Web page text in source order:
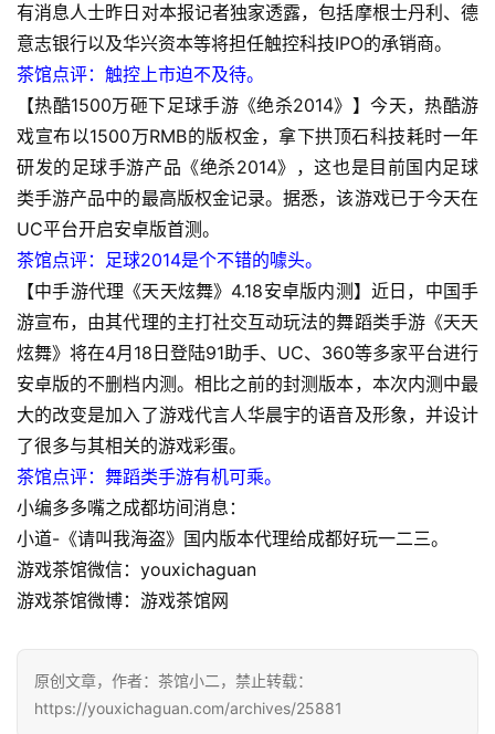
手
机
游
戏
单
机
游
戏
休
闲
游
戏
2
0
2
5
第
十
届
金
茶
有消息人士昨日对本报记者独家透露，包括摩根士丹利、德
意志银行以及华兴资本等将担任触控科技IPO的承销商。
茶馆点评：触控上市迫不及待。
【热酷1500万砸下足球手游《绝杀2014》】今天，热酷游
戏宣布以1500万RMB的版权金，拿下拱顶石科技耗时一年
研发的足球手游产品《绝杀2014》，这也是目前国内足球
类手游产品中的最高版权金记录。据悉，该游戏已于今天在
UC平台开启安卓版首测。
茶馆点评：足球2014是个不错的噱头。
【中手游代理《天天炫舞》4.18安卓版内测】近日，中国手
游宣布，由其代理的主打社交互动玩法的舞蹈类手游《天天
炫舞》将在4月18日登陆91助手、UC、360等多家平台进行
安卓版的不删档内测。相比之前的封测版本，本次内测中最
大的改变是加入了游戏代言人华晨宇的语音及形象，并设计
了很多与其相关的游戏彩蛋。
茶馆点评：舞蹈类手游有机可乘。
小编多多嘴之成都坊间消息：
小道-《请叫我海盗》国内版本代理给成都好玩一二三。
游戏茶馆微信：youxichaguan
游戏茶馆微博：游戏茶馆网
原创文章，作者：茶馆小二，禁止转载：
https://youxichaguan.com/archives/25881